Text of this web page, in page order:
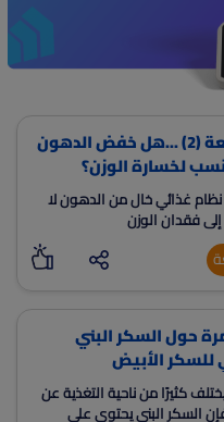
خرافات شائعة (2) ...هل خفض الدهون
لخسارة الوزن؟
نظام غذائي خال من الدهون لا
فقدان الوزن
حول السكر البني
الأبيض
كثيرًا من ناحية التغذية عن
السكر البني يحتوي على